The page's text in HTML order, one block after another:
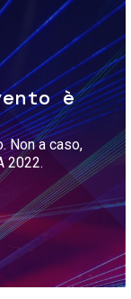
è
Non a caso,
2022.